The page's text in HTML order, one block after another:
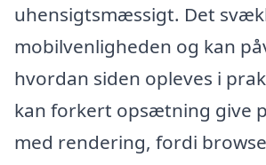
uhensigtsmæssigt. Det
mobilvenligheden og kan
hvordan siden opleves i
kan forkert opsætning give
med rendering, fordi